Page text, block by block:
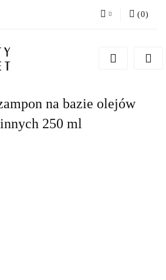
Zarejestruj się
(0)
na bazie olejów
250 ml